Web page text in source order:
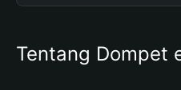
Tentang Dompet